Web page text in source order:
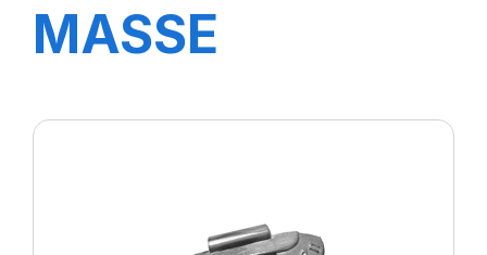
MASSE